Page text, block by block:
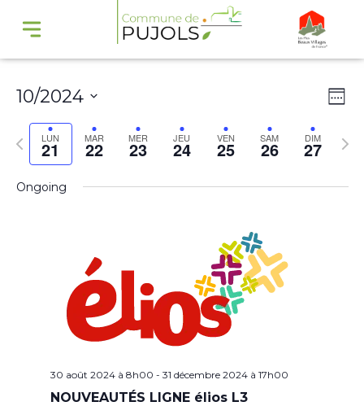
10/2024
Select
date.
LUN
21 MAR
22 MER
23 JEU
24 VEN
25 SAM
26 DIM
27
Previous
week
Ongoing
30 août 2024 à 8h00 - 31 décembre 2024 à 17h00
NOUVEAUTÉS LIGNE élios L3